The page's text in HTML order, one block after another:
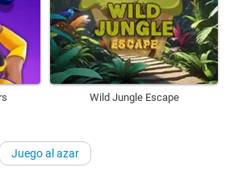
Wild Jungle Escape
Juego al azar